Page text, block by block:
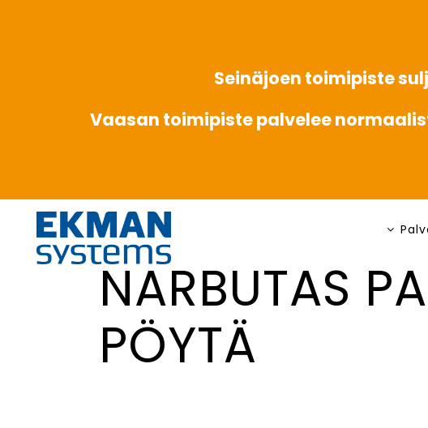
Seinäjoen toimipiste
Vaasan toimipiste palvelee
NARBUTAS
PÖYTÄ